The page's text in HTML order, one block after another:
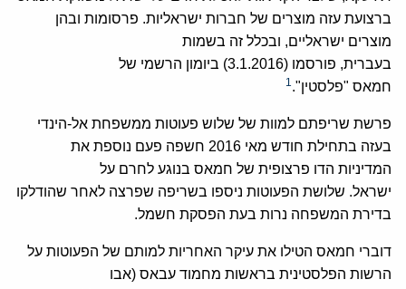
ברצועת עזה מוצרים של חברות ישראליות. פרסומות ובהן
מוצרים ישראליים, ובכלל זה בשמות
בעברית, פורסמו (3.1.2016) ביומון הרשמי של
חמאס "פלסטין". 1
פרשת שריפתם למוות של שלוש פעוטות ממשפחת אל-הינדי
בעזה בתחילת חודש מאי 2016 חשפה פעם נוספת את
המדיניות הדו פרצופית של חמאס בנוגע לחרם על
ישראל. שלושת הפעוטות ניספו בשריפה שפרצה לאחר שהודלקו
בדירת המשפחה נרות בעת הפסקת חשמל.
דוברי חמאס הטילו את עיקר האחריות למותם של הפעוטות על
הרשות הפלסטינית בראשות מחמוד עבאס (אבו